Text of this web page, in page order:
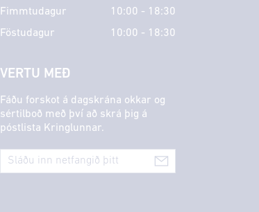
Fimmtudagur
10:00 - 18:30
Föstudagur
10:00 - 18:30
VERTU MEÐ
Fáðu forskot á dagskrána okkar og
sértilboð með því að skrá þig á
póstlista Kringlunnar.